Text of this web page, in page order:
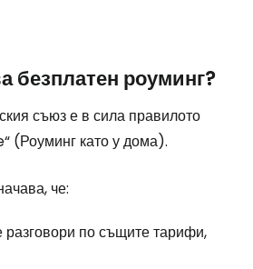
безплатен роуминг?
съюз е в сила правилото
(Роуминг като у дома).
че:
по същите тарифи,